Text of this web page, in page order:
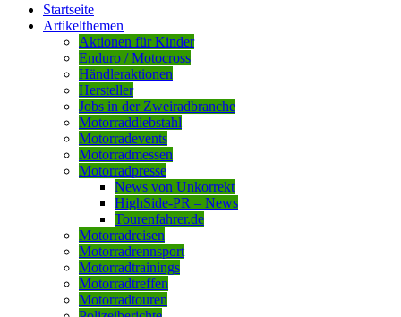
Startseite
Artikelthemen
Aktionen für Kinder
Enduro / Motocross
Händleraktionen
Hersteller
Jobs in der Zweiradbranche
Motorraddiebstahl
Motorradevents
Motorradmessen
Motorradpresse
News von Unkorrekt
HighSide-PR – News
Tourenfahrer.de
Motorradreisen
Motorradrennsport
Motorradtrainings
Motorradtreffen
Motorradtouren